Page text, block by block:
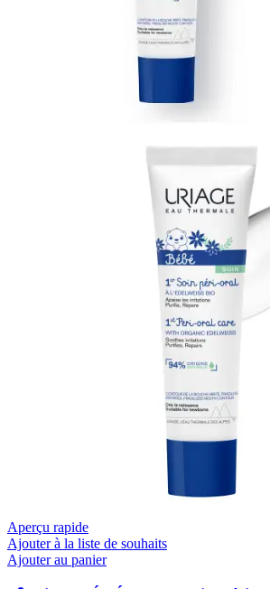
Aperçu rapide
Ajouter à la liste de souhaits
Ajouter au panier